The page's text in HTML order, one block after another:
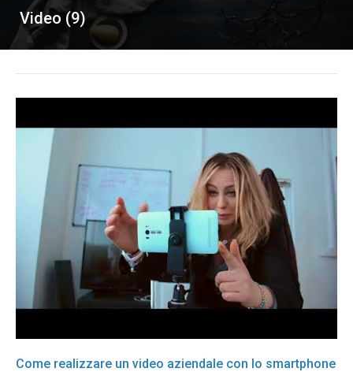
Video (9)
Come realizzare un video aziendale con lo smartphone